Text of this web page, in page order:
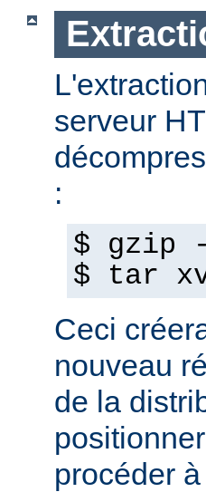
serveur
:
$ gzip
$ tar
Ceci
nouveau
de la
procéder